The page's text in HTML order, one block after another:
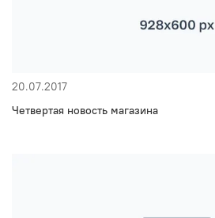
20.07.2017
Четвертая новость магазина